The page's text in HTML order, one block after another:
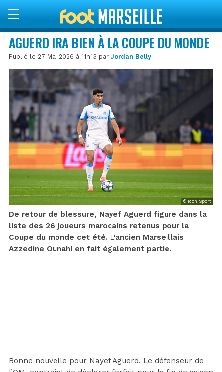
AGUERD IRA BIEN À LA COUPE DU MONDE
Publié le 27 Mai 2026 à 11h13 par Jordan Belly
© Icon Sport
De retour de blessure, Nayef Aguerd figure dans la
liste des 26 joueurs marocains retenus pour la
Coupe du monde cet été. L’ancien Marseillais
Azzedine Ounahi en fait également partie.
Bonne nouvelle pour Nayef Aguerd. Le défenseur de